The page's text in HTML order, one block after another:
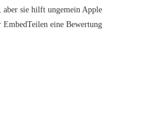
sie hilft ungemein Apple
EmbedTeilen eine Bewertung